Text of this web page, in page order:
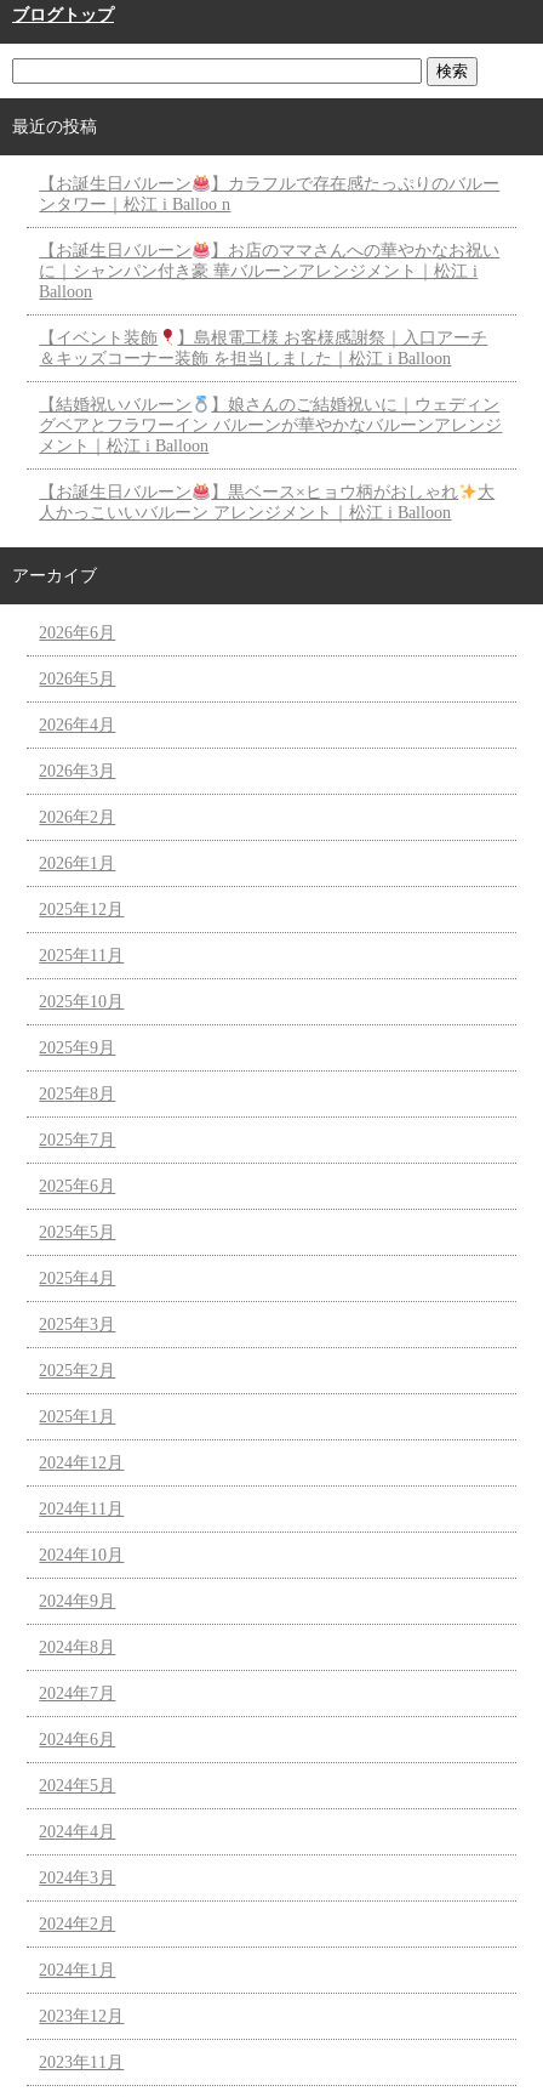
ブログトップ
最近の投稿
【お誕生日バルーン
】カラフルで存在感たっぷりのバルー
ンタワー｜松江 i Balloo n
【お誕生日バルーン
】お店のママさんへの華やかなお祝い
に｜シャンパン付き豪 華バルーンアレンジメント｜松江 i
Balloon
【イベント装飾
】島根電工様 お客様感謝祭｜入口アーチ
＆キッズコーナー装飾 を担当しました｜松江 i Balloon
【結婚祝いバルーン
】娘さんのご結婚祝いに｜ウェディン
グベアとフラワーイン バルーンが華やかなバルーンアレンジ
メント｜松江 i Balloon
【お誕生日バルーン 】黒ベース×ヒョウ柄がおしゃれ
大
人かっこいいバルーン アレンジメント｜松江 i Balloon
アーカイブ
2026年6月
2026年5月
2026年4月
2026年3月
2026年2月
2026年1月
2025年12月
2025年11月
2025年10月
2025年9月
2025年8月
2025年7月
2025年6月
2025年5月
2025年4月
2025年3月
2025年2月
2025年1月
2024年12月
2024年11月
2024年10月
2024年9月
2024年8月
2024年7月
2024年6月
2024年5月
2024年4月
2024年3月
2024年2月
2024年1月
2023年12月
2023年11月